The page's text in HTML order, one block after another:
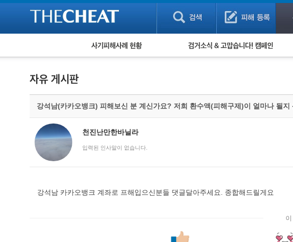
피해사례 현황
보이스피싱 피해사례
유해사이트 목록
비공개 피해사례
검거 소식
강석남(카카오뱅크) 피해보신 분 계신가요? 저희 환수액(피해구제)이 얼마나 될지
천진난만한바닐라
입력된 인사말이 없습니다.
강석남 카카오뱅크 계좌로 프해입으신분들 댓글달아주세요. 종합해드릴게요